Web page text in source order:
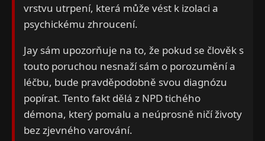
vrstvu utrpení, která může vést k izolaci a
psychickému zhroucení.
Jay sám upozorňuje na to, že pokud se člověk s
touto poruchou nesnaží sám o porozumění a
léčbu, bude pravděpodobně svou diagnózu
popírat. Tento fakt dělá z NPD tichého
démona, který pomalu a neúprosně ničí životy
bez zjevného varování.